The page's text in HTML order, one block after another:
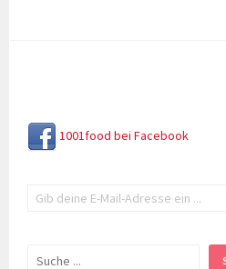
1001food bei Facebook
Suchen